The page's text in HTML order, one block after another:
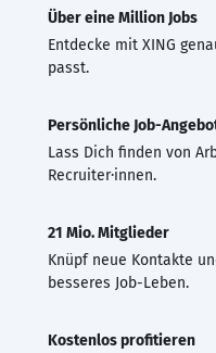
Über eine Million Jobs
Entdecke mit XING
passt.
Persönliche Job-
Lass Dich finden von
Recruiter·innen.
21 Mio. Mitglieder
Knüpf neue Kontakte
besseres Job-Leben.
Kostenlos profitieren